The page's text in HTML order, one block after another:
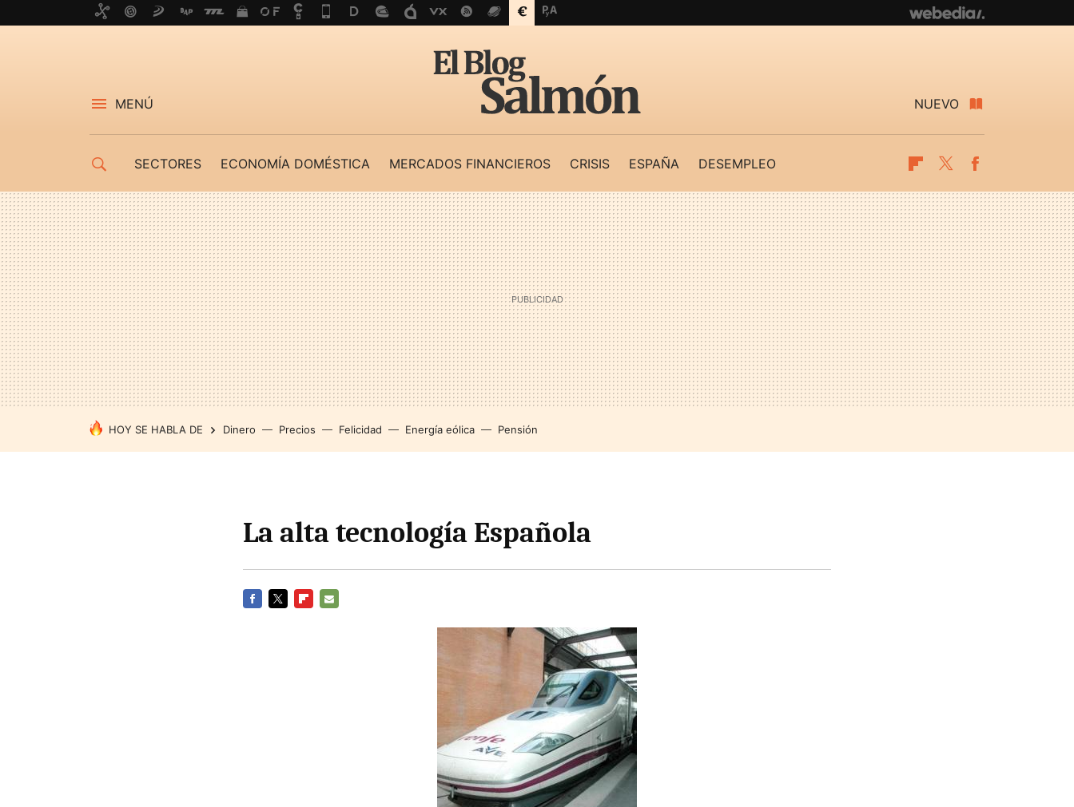
MENÚ NUEVO
SECTORES ECONOMÍA DOMÉSTICA MERCADOS FINANCIEROS CRISIS ESPAÑA DESEMPLEO Flipboard
Twitter
HOY SE HABLA DE Dinero Precios Felicidad Energía eólica Pensión
La alta tecnología Española